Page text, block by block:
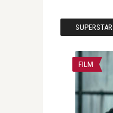
SUPERSTAR
FILM